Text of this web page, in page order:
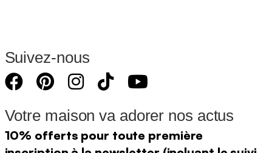
Suivez-nous
Votre maison va adorer nos actus
10% offerts pour toute première